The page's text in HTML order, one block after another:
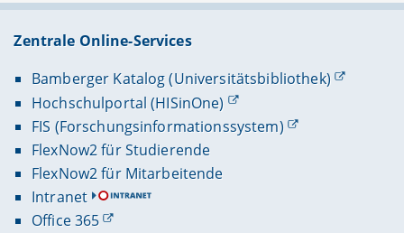
Zentrale Online-Services
Bamberger Katalog (Universitätsbibliothek)
Hochschulportal (HISinOne)
FIS (Forschungsinformationssystem)
FlexNow2 für Studierende
FlexNow2 für Mitarbeitende
Intranet
Office 365